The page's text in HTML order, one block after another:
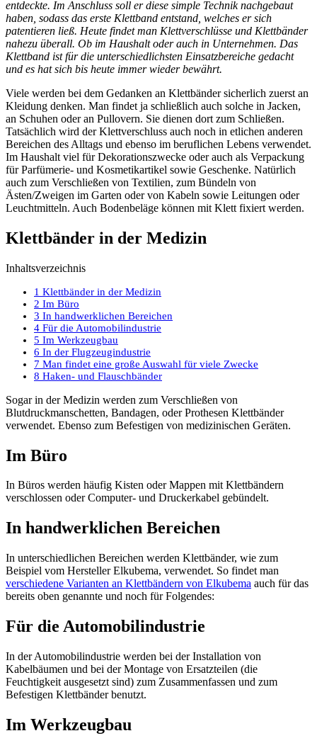
entdeckte. Im Anschluss soll er diese simple Technik nachgebaut
haben, sodass das erste Klettband entstand, welches er sich
patentieren ließ. Heute findet man Klettverschlüsse und Klettbänder
nahezu überall. Ob im Haushalt oder auch in Unternehmen. Das
Klettband ist für die unterschiedlichsten Einsatzbereiche gedacht
und es hat sich bis heute immer wieder bewährt.
Viele werden bei dem Gedanken an Klettbänder sicherlich zuerst an
Kleidung denken. Man findet ja schließlich auch solche in Jacken,
an Schuhen oder an Pullovern. Sie dienen dort zum Schließen.
Tatsächlich wird der Klettverschluss auch noch in etlichen anderen
Bereichen des Alltags und ebenso im beruflichen Lebens verwendet.
Im Haushalt viel für Dekorationszwecke oder auch als Verpackung
für Parfümerie- und Kosmetikartikel sowie Geschenke. Natürlich
auch zum Verschließen von Textilien, zum Bündeln von
Ästen/Zweigen im Garten oder von Kabeln sowie Leitungen oder
Leuchtmitteln. Auch Bodenbeläge können mit Klett fixiert werden.
Klettbänder in der Medizin
Inhaltsverzeichnis
1 Klettbänder in der Medizin
2 Im Büro
3 In handwerklichen Bereichen
4 Für die Automobilindustrie
5 Im Werkzeugbau
6 In der Flugzeugindustrie
7 Man findet eine große Auswahl für viele Zwecke
8 Haken- und Flauschbänder
Sogar in der Medizin werden zum Verschließen von
Blutdruckmanschetten, Bandagen, oder Prothesen Klettbänder
verwendet. Ebenso zum Befestigen von medizinischen Geräten.
Im Büro
In Büros werden häufig Kisten oder Mappen mit Klettbändern
verschlossen oder Computer- und Druckerkabel gebündelt.
In handwerklichen Bereichen
In unterschiedlichen Bereichen werden Klettbänder, wie zum
Beispiel vom Hersteller Elkubema, verwendet. So findet man
verschiedene Varianten an Klettbändern von Elkubema auch für das
bereits oben genannte und noch für Folgendes:
Für die Automobilindustrie
In der Automobilindustrie werden bei der Installation von
Kabelbäumen und bei der Montage von Ersatzteilen (die
Feuchtigkeit ausgesetzt sind) zum Zusammenfassen und zum
Befestigen Klettbänder benutzt.
Im Werkzeugbau